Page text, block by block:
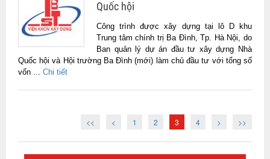
Quốc hội
Công trình được xây dựng tại lô D khu
Trung tâm chính trị Ba Đình, Tp. Hà Nội, do
Ban quản lý dự án đầu tư xây dựng Nhà
Quốc hội và Hội trường Ba Đình (mới) làm chủ đầu tư với tổng số
vốn ... Chi tiết
<< < 1 2 3 4 > >>